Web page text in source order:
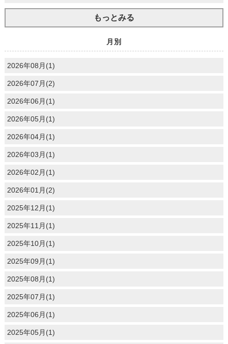
もっとみる
月別
2026年08月(1)
2026年07月(2)
2026年06月(1)
2026年05月(1)
2026年04月(1)
2026年03月(1)
2026年02月(1)
2026年01月(2)
2025年12月(1)
2025年11月(1)
2025年10月(1)
2025年09月(1)
2025年08月(1)
2025年07月(1)
2025年06月(1)
2025年05月(1)